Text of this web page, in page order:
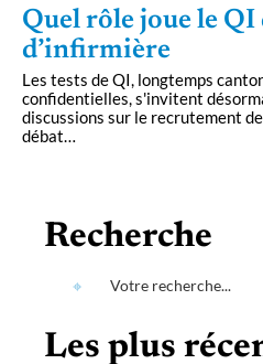
Quel rôle joue le
d’infirmière
Les tests de QI, longtemps
confidentielles, s'invitent
discussions sur le recrutement
débat…
Recherche
Les plus